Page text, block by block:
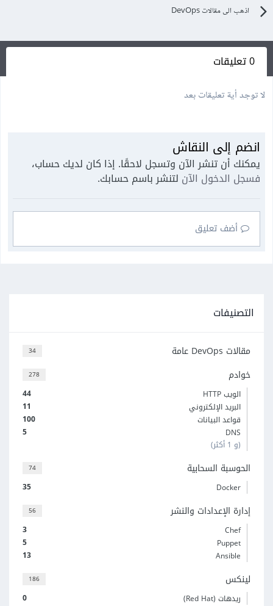
اذهب الى مقالات DevOps
0 تعليقات
لا توجد أية تعليقات بعد
انضم إلى النقاش
يمكنك أن تنشر الآن وتسجل لاحقًا. إذا كان لديك حساب،
فسجل الدخول الآن لتنشر باسم حسابك.
أضف تعليق
التصنيفات
34 مقالات DevOps عامة
278 خوادم
44
الويب HTTP
11
البريد الإلكتروني
100
قواعد البيانات
5
DNS
(و 1 أكثر)
74 الحوسبة السحابية
35 Docker
56 إدارة الإعدادات والنشر
3
Chef
5
Puppet
13
Ansible
186 لينكس
0 ريدهات (Red Hat)